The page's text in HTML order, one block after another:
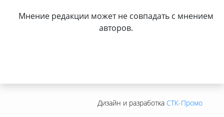
Мнение редакции может не совпадать с мнением
авторов.
Дизайн и разработка СТК-Промо